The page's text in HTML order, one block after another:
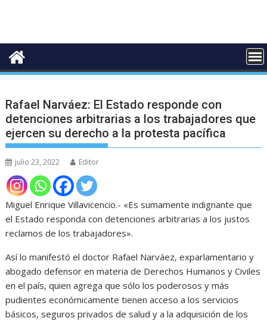
Rafael Narváez: El Estado responde con
detenciones arbitrarias a los trabajadores que
ejercen su derecho a la protesta pacífica
julio 23, 2022 Editor
Miguel Enrique Villavicencio.- «Es sumamente indignante que
el Estado responda con detenciones arbitrarias a los justos
reclamos de los trabajadores».
Así lo manifestó el doctor Rafael Narváez, exparlamentario y
abogado defensor en materia de Derechos Humanos y Civiles
en el país, quien agrega que sólo los poderosos y más
pudientes económicamente tienen acceso a los servicios
básicos, seguros privados de salud y a la adquisición de los